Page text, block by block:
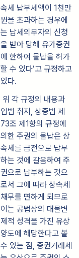
속세 납부세액이 1천만
원을 초과하는 경우에
는 납세의무자의 신청
을 받아 당해 유가증권
에 한하여 물납을 허가
할 수 있다’고 규정하고
있다.
위 각 규정의 내용과
입법 취지, 상증법 제
73조 제1항의 규정에
의한 주권의 물납은 상
속세를 금전으로 납부
하는 것에 갈음하여 주
권으로 납부하는 것으
로서 그에 따라 상속세
채무를 면하게 되므로
이는 공법상의 대물변
제적 성격을 가진 유상
양도에 해당한다고 볼
수 있는 점, 증권거래세